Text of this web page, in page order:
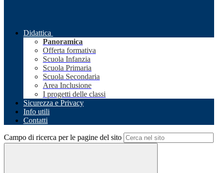
Didattica
Panoramica
Offerta formativa
Scuola Infanzia
Scuola Primaria
Scuola Secondaria
Area Inclusione
I progetti delle classi
Sicurezza e Privacy
Info utili
Contatti
Campo di ricerca per le pagine del sito